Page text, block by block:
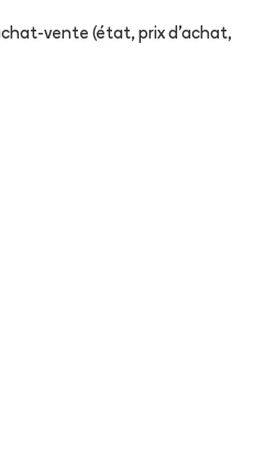
vente (état, prix d'achat,